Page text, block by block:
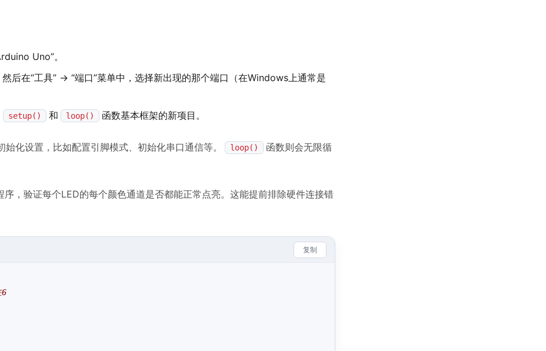
Uno”。
后在“工具” -> “端口”菜单中，选择新出现的那个端口（在Windows上通常是
setup() 和 loop() 函数基本框架的新项目。
化设置，比如配置引脚模式、初始化串口通信等。 loop()
函数则会无限循
，验证每个LED的每个颜色通道是否都能正常点亮。这能提前排除硬件连接错
复制
6